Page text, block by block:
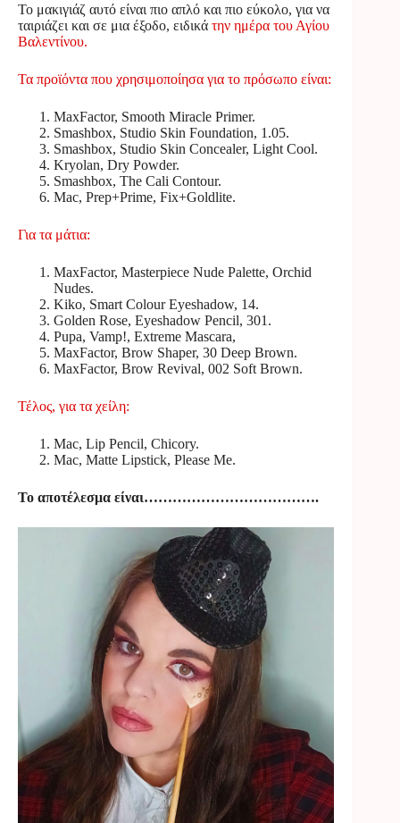
Το μακιγιάζ αυτό είναι πιο απλό και πιο εύκολο, για να
ταιριάζει και σε μια έξοδο, ειδικά την ημέρα του Αγίου
Βαλεντίνου.
Τα προϊόντα που χρησιμοποίησα για το πρόσωπο είναι:
MaxFactor, Smooth Miracle Primer.
Smashbox, Studio Skin Foundation, 1.05.
Smashbox, Studio Skin Concealer, Light Cool.
Kryolan, Dry Powder.
Smashbox, The Cali Contour.
Mac, Prep+Prime, Fix+Goldlite.
Για τα μάτια:
MaxFactor, Masterpiece Nude Palette, Orchid
Nudes.
Kiko, Smart Colour Eyeshadow, 14.
Golden Rose, Eyeshadow Pencil, 301.
Pupa, Vamp!, Extreme Mascara,
MaxFactor, Brow Shaper, 30 Deep Brown.
MaxFactor, Brow Revival, 002 Soft Brown.
Τέλος, για τα χείλη:
Mac, Lip Pencil, Chicory.
Mac, Matte Lipstick, Please Me.
Το αποτέλεσμα είναι……………………………….